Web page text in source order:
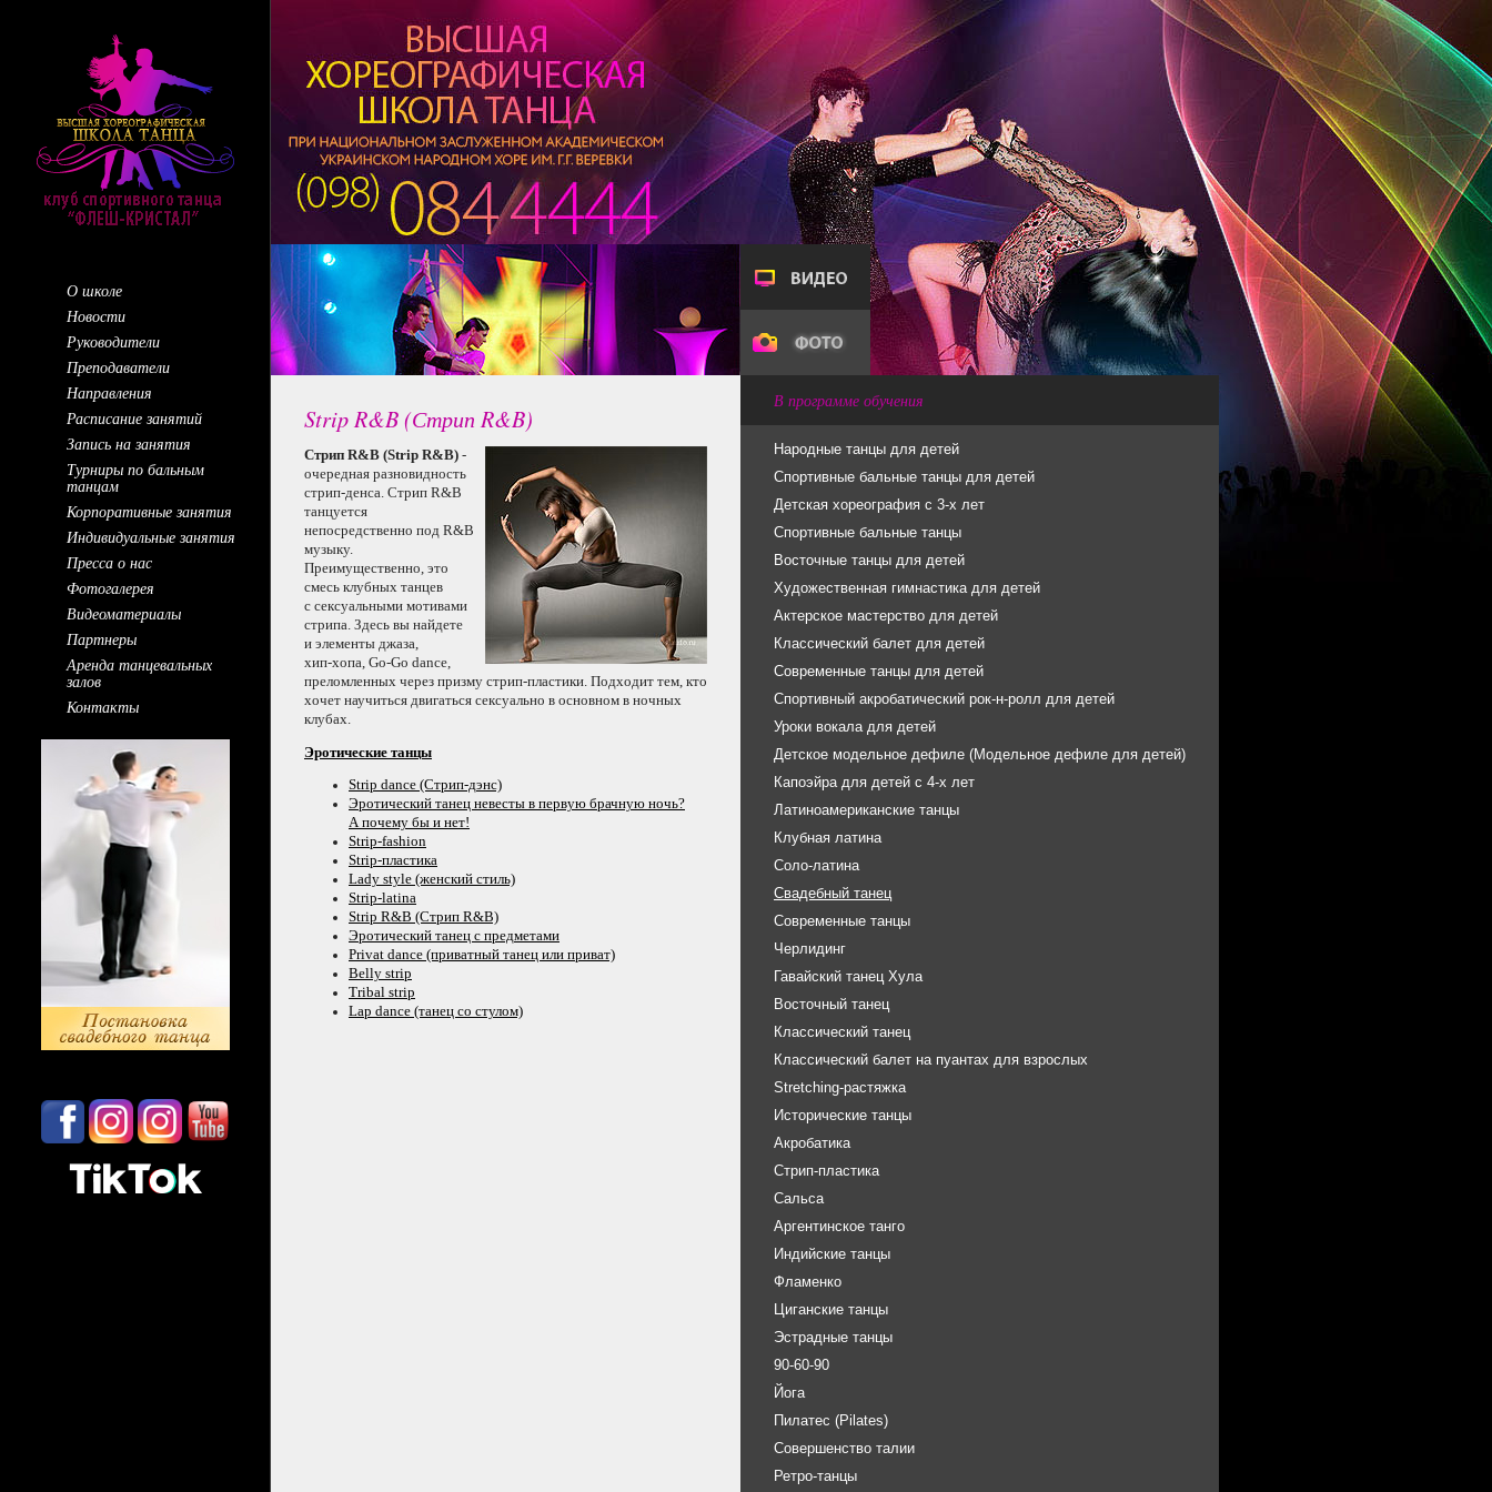
О школе
Новости
Руководители
Преподаватели
Направления
Расписание занятий
Запись на занятия
Турниры по бальным
танцам
Корпоративные занятия
Индивидуальные занятия
Пресса о нас
Фотогалерея
Видеоматериалы
Партнеры
Аренда танцевальных
залов
Контакты
Strip R&B (Стрип R&B)
Стрип R&B (Strip R&B) -
очередная разновидность
стрип-денса. Стрип R&B
танцуется
непосредственно под R&B
музыку.
Преимущественно, это
смесь клубных танцев
с сексуальными мотивами
стрипа. Здесь вы найдете
и элементы джаза,
хип-хопа, Go-Go dance,
преломленных через призму стрип-пластики. Подходит тем, кто
хочет научиться двигаться сексуально в основном в ночных
клубах.
Эротические танцы
Strip dance (Стрип-дэнс)
Эротический танец невесты в первую брачную ночь?
А почему бы и нет!
Strip-fashion
Strip-пластика
Lady style (женский стиль)
Strip-latina
Strip R&B (Стрип R&B)
Эротический танец с предметами
Privat dance (приватный танец или приват)
Belly strip
Tribal strip
Lap dance (танец со стулом)
В программе обучения
Народные танцы для детей
Спортивные бальные танцы для детей
Детская хореография с 3-х лет
Спортивные бальные танцы
Восточные танцы для детей
Художественная гимнастика для детей
Актерское мастерство для детей
Классический балет для детей
Современные танцы для детей
Спортивный акробатический рок-н-ролл для детей
Уроки вокала для детей
Детское модельное дефиле (Модельное дефиле для детей)
Капоэйра для детей с 4-х лет
Латиноамериканские танцы
Клубная латина
Соло-латина
Свадебный танец
Современные танцы
Черлидинг
Гавайский танец Хула
Восточный танец
Классический танец
Классический балет на пуантах для взрослых
Stretching-растяжка
Исторические танцы
Акробатика
Стрип-пластика
Сальса
Аргентинское танго
Индийские танцы
Фламенко
Циганские танцы
Эстрадные танцы
90-60-90
Йога
Пилатес (Pilates)
Совершенство талии
Ретро-танцы